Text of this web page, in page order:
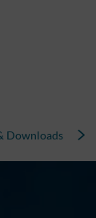
Downloads